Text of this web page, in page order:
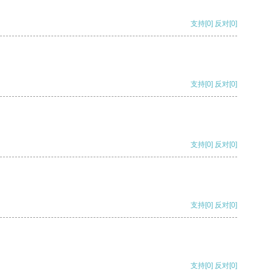
支持[0] 反对[0]
支持[0] 反对[0]
支持[0] 反对[0]
支持[0] 反对[0]
支持[0] 反对[0]